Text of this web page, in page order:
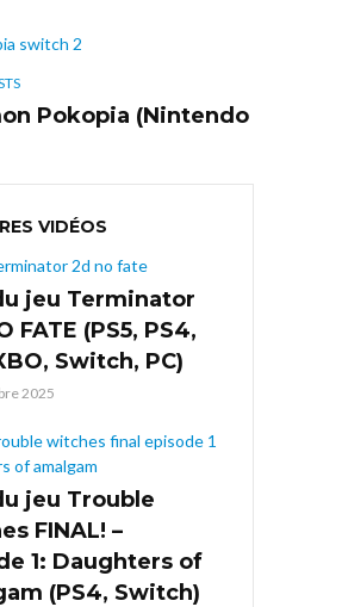
Pokopia (Nintendo
VIDÉOS
jeu Terminator
FATE (PS5, PS4,
Switch, PC)
2025
jeu Trouble
FINAL! –
1: Daughters of
(PS4, Switch)